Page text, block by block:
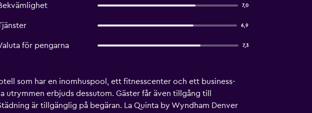
7,0
6,9
för pengarna 7,3
som har en inomhuspool, ett fitnesscenter och ett business-
erbjuds dessutom. Gäster får även tillgång till
är tillgänglig på begäran. La Quinta by Wyndham Denver